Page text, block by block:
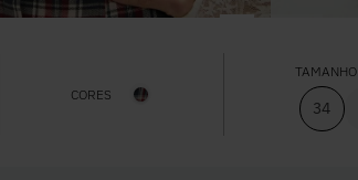
CORES
TAMANHO
34